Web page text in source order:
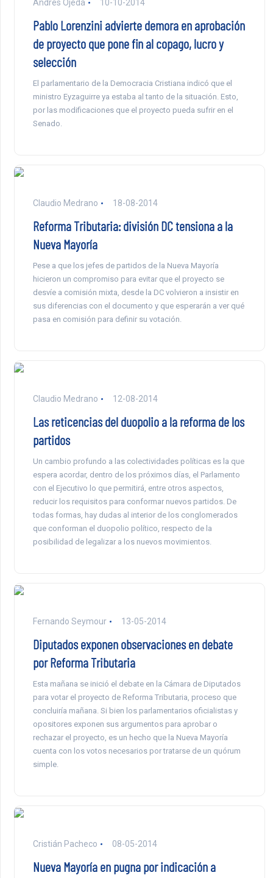
Andrés Ojeda 10-10-2014
Pablo Lorenzini advierte demora en aprobación
de proyecto que pone fin al copago, lucro y
selección
El parlamentario de la Democracia Cristiana indicó que el
ministro Eyzaguirre ya estaba al tanto de la situación. Esto,
por las modificaciones que el proyecto pueda sufrir en el
Senado.
Claudio Medrano 18-08-2014
Reforma Tributaria: división DC tensiona a la
Nueva Mayoría
Pese a que los jefes de partidos de la Nueva Mayoría
hicieron un compromiso para evitar que el proyecto se
desvíe a comisión mixta, desde la DC volvieron a insistir en
sus diferencias con el documento y que esperarán a ver qué
pasa en comisión para definir su votación.
Claudio Medrano 12-08-2014
Las reticencias del duopolio a la reforma de los
partidos
Un cambio profundo a las colectividades políticas es la que
espera acordar, dentro de los próximos días, el Parlamento
con el Ejecutivo lo que permitirá, entre otros aspectos,
reducir los requisitos para conformar nuevos partidos. De
todas formas, hay dudas al interior de los conglomerados
que conforman el duopolio político, respecto de la
posibilidad de legalizar a los nuevos movimientos.
Fernando Seymour 13-05-2014
Diputados exponen observaciones en debate
por Reforma Tributaria
Esta mañana se inició el debate en la Cámara de Diputados
para votar el proyecto de Reforma Tributaria, proceso que
concluiría mañana. Si bien los parlamentarios oficialistas y
opositores exponen sus argumentos para aprobar o
rechazar el proyecto, es un hecho que la Nueva Mayoría
cuenta con los votos necesarios por tratarse de un quórum
simple.
Cristián Pacheco 08-05-2014
Nueva Mayoría en pugna por indicación a